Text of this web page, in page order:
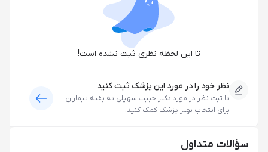
تا این لحظه نظری ثبت نشده است!
نظر خود را در مورد این پزشک ثبت کنید
با ثبت نظر در مورد دکتر حبیب سهیلی به بقیه بیماران
برای انتخاب بهتر پزشک کمک کنید.
سؤالات متداول